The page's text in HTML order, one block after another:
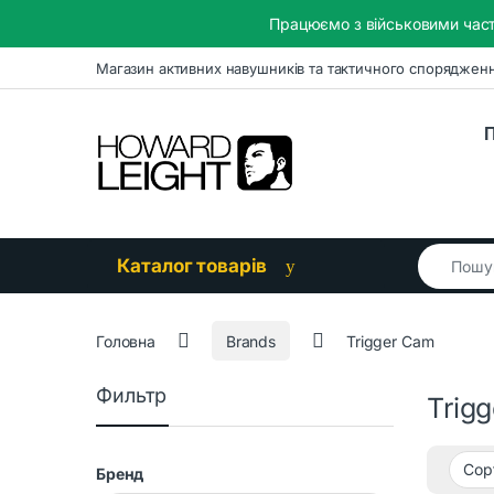
Skip to navigation
Skip to contentМагазин активних навушників та тактичного
Каталог товарів
Search for:
Головна Brands Trigger Cam
Фильтр
Бренд
Працюємо з військовими